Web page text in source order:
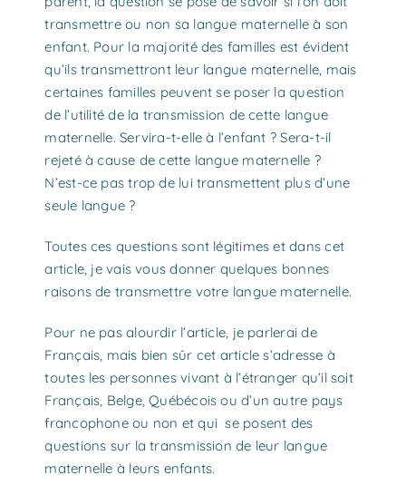
transmettre ou non sa langue maternelle à son
enfant. Pour la majorité des familles est évident
qu’ils transmettront leur langue maternelle, mais
certaines familles peuvent se poser la question
de l’utilité de la transmission de cette langue
maternelle. Servira-t-elle à l’enfant ? Sera-t-il
rejeté à cause de cette langue maternelle ?
N’est-ce pas trop de lui transmettent plus d’une
seule langue ?
Toutes ces questions sont légitimes et dans cet
article, je vais vous donner quelques bonnes
raisons de transmettre votre langue maternelle.
Pour ne pas alourdir l’article, je parlerai de
Français, mais bien sûr cet article s’adresse à
toutes les personnes vivant à l’étranger qu’il soit
Français, Belge, Québécois ou d’un autre pays
francophone ou non et qui se posent des
questions sur la transmission de leur langue
maternelle à leurs enfants.